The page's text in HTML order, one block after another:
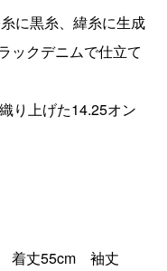
に黒糸、緯糸に生成
ックデニムで仕立て
り上げた14.25オン
着丈55cm 袖丈